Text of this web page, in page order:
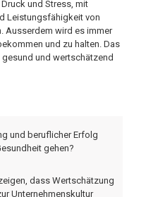
und Stress, mit
Leistungsfähigkeit von
Ausserdem wird es immer
und zu halten. Das
und wertschätzend
und beruflicher Erfolg
gehen?
dass Wertschätzung
Unternehmenskultur